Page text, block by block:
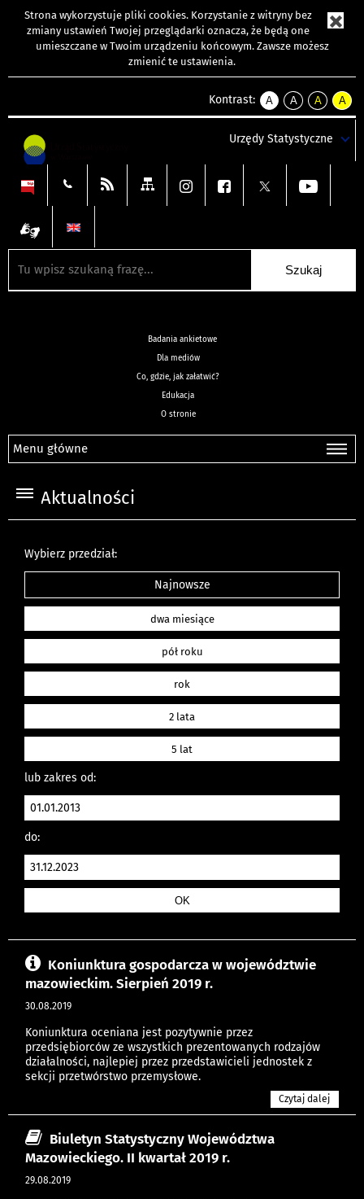
Strona wykorzystuje pliki cookies. Korzystanie z witryny bez
zmiany ustawień Twojej przeglądarki oznacza, że będą one
umieszczane w Twoim urządzeniu końcowym. Zawsze możesz
zmienić te ustawienia.
Kontrast:
A
kontrast
A
kontrast
tekst
czarnym
A
kontrast
tekst
czarnym
A
tekst
żółtym
Urzędy Statystyczne
Badania ankietowe
Dla mediów
Co, gdzie, jak załatwić?
Edukacja
O stronie
Menu główne
Aktualności
Wybierz przedział:
Najnowsze
dwa miesiące
pół roku
rok
2 lata
5 lat
lub zakres od:
do:
Koniunktura gospodarcza w województwie
mazowieckim. Sierpień 2019 r.
30.08.2019
Koniunktura oceniana jest pozytywnie przez
przedsiębiorców ze wszystkich prezentowanych rodzajów
działalności, najlepiej przez przedstawicieli jednostek z
sekcji przetwórstwo przemysłowe.
Czytaj dalej
Biuletyn Statystyczny Województwa
Mazowieckiego. II kwartał 2019 r.
29.08.2019